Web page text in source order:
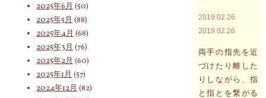
対
2019.02.26
2019.02.26
両手の指先を近
づけたり離した
りしながら、指
と指とを繋がる
2025年6月 (50)
2025年5月 (88)
2025年4月 (68)
2025年3月 (76)
2025年2月 (60)
2025年1月 (57)
2024年12月 (82)